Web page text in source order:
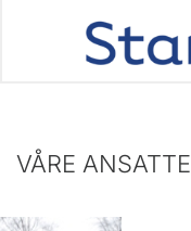
VÅRE ANSATTE